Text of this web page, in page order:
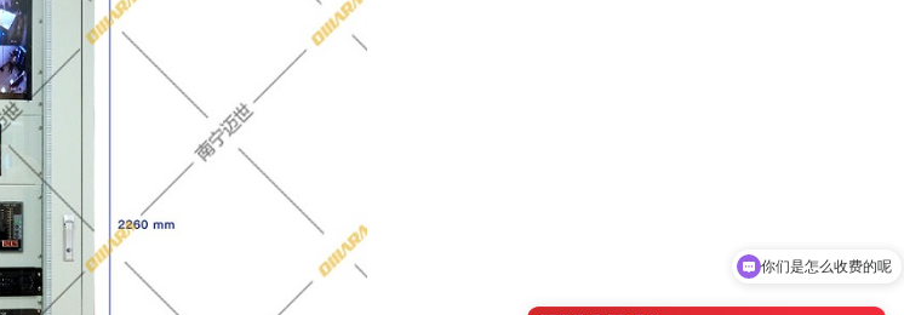
你们是怎么收费的呢